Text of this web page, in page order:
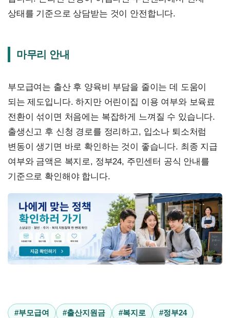
상태를 기준으로 상담받는 것이 안전합니다.
마무리 안내
부모급여는 출산 후 양육비 부담을 줄이는 데 도움이
되는 제도입니다. 하지만 어린이집 이용 여부와 보육료
전환이 섞이면 처음에는 복잡하게 느껴질 수 있습니다.
출생신고 후 신청 경로를 정리하고, 입소나 퇴소처럼
변동이 생기면 바로 확인하는 것이 좋습니다. 최종 지급
여부와 금액은 복지로, 정부24, 주민센터 공식 안내를
기준으로 확인해야 합니다.
#부모급여 #출산지원금 #복지로 #정부24